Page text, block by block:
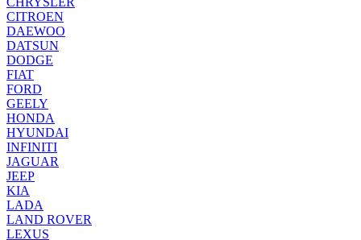
CITROEN
DAEWOO
DATSUN
DODGE
FIAT
FORD
GEELY
HONDA
HYUNDAI
INFINITI
JAGUAR
JEEP
KIA
LADA
LAND ROVER
LEXUS